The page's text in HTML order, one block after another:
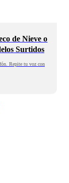
de Nieve o
Surtidos
Repite tu voz con